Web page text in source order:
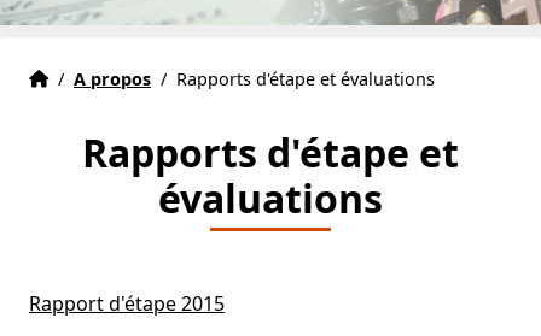
Accueil
Accueil
/ A propos / Rapports d'étape et évaluations
Rapports d'étape et
évaluations
Rapport d'étape 2015